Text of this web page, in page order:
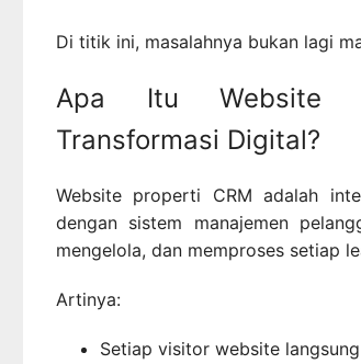
Di titik ini, masalahnya bukan lagi
Apa Itu Website
Transformasi Digital?
Website properti CRM adalah
dengan sistem manajemen
mengelola, dan memproses setiap
Artinya:
Setiap visitor website